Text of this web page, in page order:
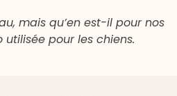
mais qu’en est-il pour nos
pour les chiens.